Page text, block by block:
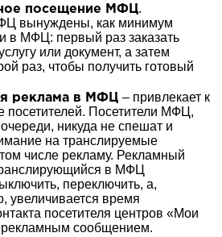
посещение МФЦ.
вынуждены, как минимум
в МФЦ: первый раз заказать
или документ, а затем
раз, чтобы получить готовый
реклама в МФЦ – привлекает к
посетителей. Посетители МФЦ,
никуда не спешат и
на транслируемые
числе рекламу. Рекламный
в МФЦ
переключить, а,
увеличивается время
посетителя центров «Мои
сообщением.